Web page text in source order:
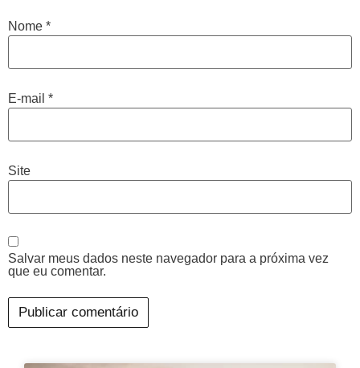
Nome *
E-mail *
Site
Salvar meus dados neste navegador para a próxima vez
que eu comentar.